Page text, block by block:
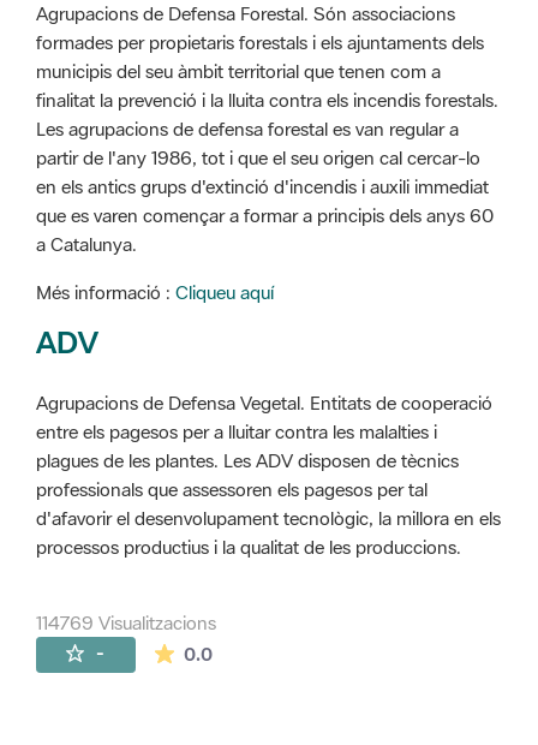
Agrupacions de Defensa Forestal. Són associacions
formades per propietaris forestals i els ajuntaments dels
municipis del seu àmbit territorial que tenen com a
finalitat la prevenció i la lluita contra els incendis forestals.
Les agrupacions de defensa forestal es van regular a
partir de l'any 1986, tot i que el seu origen cal cercar-lo
en els antics grups d'extinció d'incendis i auxili immediat
que es varen començar a formar a principis dels anys 60
a Catalunya.
Més informació : Cliqueu aquí
ADV
Agrupacions de Defensa Vegetal. Entitats de cooperació
entre els pagesos per a lluitar contra les malalties i
plagues de les plantes. Les ADV disposen de tècnics
professionals que assessoren els pagesos per tal
d'afavorir el desenvolupament tecnològic, la millora en els
processos productius i la qualitat de les produccions.
114769 Visualitzacions
- 0.0La mitjana de les valoracions és de 0